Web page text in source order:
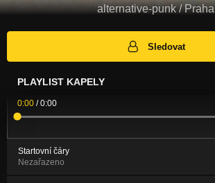
alternative-punk / Praha
Sledovat
PLAYLIST KAPELY
0:00 /0:00
Startovní čáry
Nezařazeno